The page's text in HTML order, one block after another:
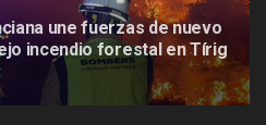
une fuerzas de nuevo
incendio forestal en Tírig